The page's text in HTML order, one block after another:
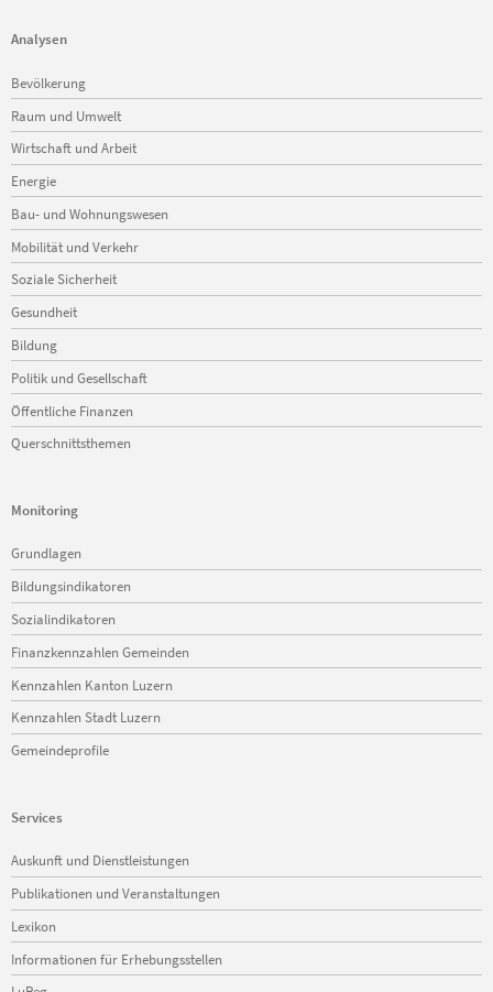
Analysen
Navigation
überspringen
Bevölkerung
Raum und Umwelt
Wirtschaft und Arbeit
Energie
Bau- und Wohnungswesen
Mobilität und Verkehr
Soziale Sicherheit
Gesundheit
Bildung
Politik und Gesellschaft
Öffentliche Finanzen
Querschnittsthemen
Monitoring
Navigation
überspringen
Grundlagen
Bildungsindikatoren
Sozialindikatoren
Finanzkennzahlen Gemeinden
Kennzahlen Kanton Luzern
Kennzahlen Stadt Luzern
Gemeindeprofile
Services
Navigation
überspringen
Auskunft und Dienstleistungen
Publikationen und Veranstaltungen
Lexikon
Informationen für Erhebungsstellen